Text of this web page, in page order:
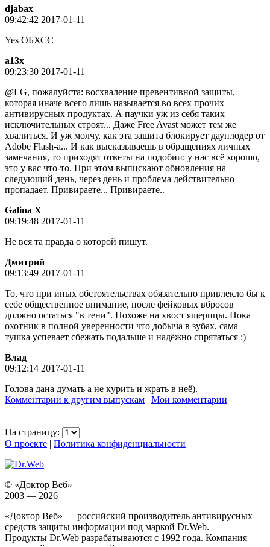
djabax
09:42:42 2017-01-11
Yes ОБХСС
a13x
09:23:30 2017-01-11
@LG, пожалуйста: восхваление превентивной защиты,
которая иначе всего лишь называется во всех прочих
антивирусных продуктах. А паучки уж из себя таких
исключительных строят... Даже Free Avast может тем же
хвалиться. И уж молчу, как эта защита блокирует даунлодер от
Adobe Flash-а... И как высказываешь в обращениях личных
замечания, то приходят ответы на подобии: у нас всё хорошо,
это у вас что-то. При этом выпцскают обновления на
следующий день, через день и проблема действительно
пропадает. Привираете... Привираете..
Galina X
09:19:48 2017-01-11
Не вся та правда о которой пишут.
Дмитpий
09:13:49 2017-01-11
То, что при иных обстоятельствах обязательно привлекло бы к
себе общественное внимание, после фейковых вбросов
должно остаться "в тени". Похоже на хвост ящерицы. Пока
охотник в полной уверенности что добыча в зубах, сама
тушка успевает сбежать подальше и надёжно спрятаться :)
Влад
09:12:14 2017-01-11
Голова дана думать а не курить и жрать в неё).
Комментарии к другим выпускам | Мои комментарии
На страницу:
О проекте | Политика конфиденциальности
© «Доктор Веб»
2003 — 2026
«Доктор Веб» — российский производитель антивирусных
средств защиты информации под маркой Dr.Web.
Продукты Dr.Web разрабатываются с 1992 года. Компания —